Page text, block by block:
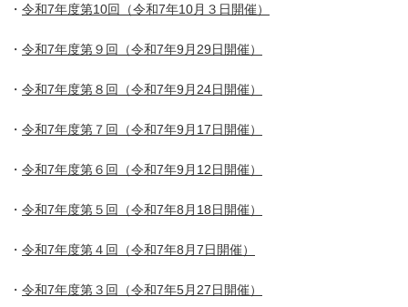
・ 令和7年度第10回（令和7年10月３日開催）
・ 令和7年度第９回（令和7年9月29日開催）
・ 令和7年度第８回（令和7年9月24日開催）
・ 令和7年度第７回（令和7年9月17日開催）
・ 令和7年度第６回（令和7年9月12日開催）
・ 令和7年度第５回（令和7年8月18日開催）
・ 令和7年度第４回（令和7年8月7日開催）
・ 令和7年度第３回（令和7年5月27日開催）